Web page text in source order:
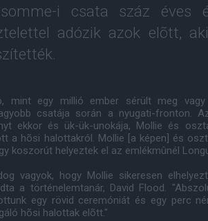
i csata száz éves
adózik azok elõtt,
mint egy millió ember sérült meg
csatája során a nyugati-fronton.
ekkor és ük-ük-unokája, Mollie és
a hõsi halottakról. Mollie [a képen] és
koszorút helyeztek el az emlékmûnél
vagyok, hogy Mollie sikeresen
a történelemtanár, David Flood.
egy rövid ceremóniát és egy perc
hõsi halottak elõtt."